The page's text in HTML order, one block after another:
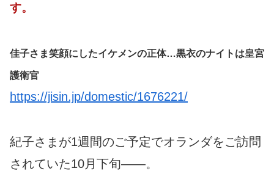
す。
佳子さま笑顔にしたイケメンの正体…黒衣のナイトは皇宮
護衛官
https://jisin.jp/domestic/1676221/
紀子さまが1週間のご予定でオランダをご訪問
されていた10月下旬――。